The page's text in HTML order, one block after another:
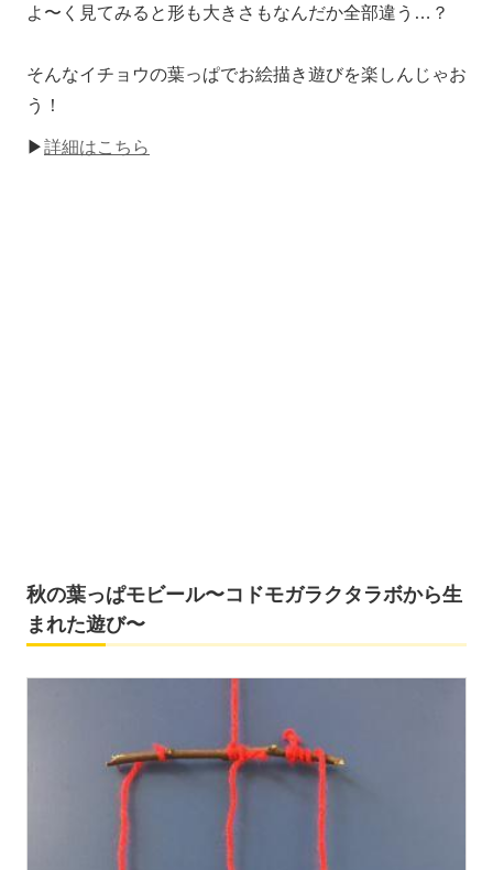
よ〜く見てみると形も大きさもなんだか全部違う…？
そんなイチョウの葉っぱでお絵描き遊びを楽しんじゃお
う！
▶詳細はこちら
秋の葉っぱモビール〜コドモガラクタラボから生
まれた遊び〜